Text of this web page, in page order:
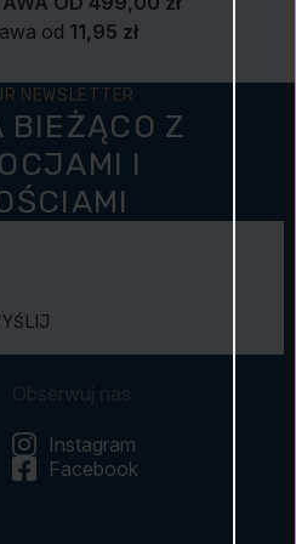
od 11,95 zł
NEWSLETTER
BIEŻĄCO Z
I
Obserwuj nas
Instagram
Facebook